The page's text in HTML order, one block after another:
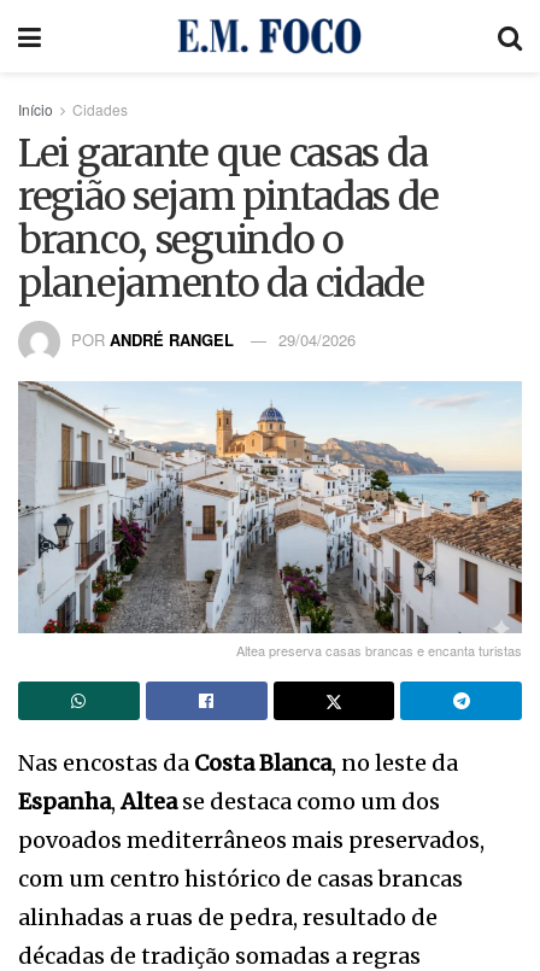
Início Cidades
Lei garante que casas da
região sejam pintadas de
branco, seguindo o
planejamento da cidade
POR ANDRÉ RANGEL 29/04/2026
Altea preserva casas brancas e encanta turistas
Nas encostas da Costa Blanca, no leste da
Espanha,Altease destaca como um dos
povoados mediterrâneos mais preservados,
com um centro histórico de casas brancas
alinhadas a ruas de pedra, resultado de
décadas de tradição somadas a regras